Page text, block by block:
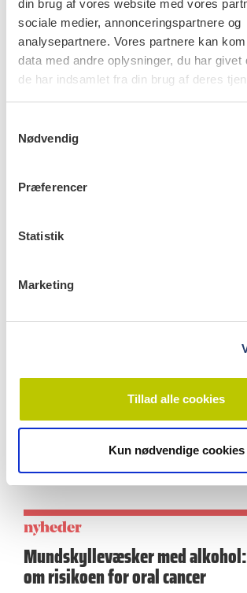
din brug af vores website med vores
sociale medier, annonceringspartnere og
analysepartnere. Vores partnere kan
data med andre oplysninger, du har givet
de har indsamlet fra din brug af deres
Nødvendig
Præferencer
Statistik
Marketing
Tillad alle cookies
Kun nødvendige cookies
nyheder
Hoved-hals-cancer:
forringer oral funktion
14.10.2020
Strålebehandling giver
fonetiske problemer, tyggeproblemer og
smagsforstyrrelser. Det konkluderer
16.9.2020
Tre studier tyder på, at lokal
indtag af honning kan reducere
Oral Mucositis hos patienter…
nyheder
Mundskyllevæsker med
om risikoen for oral cancer